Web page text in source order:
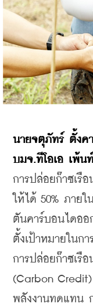
นายจตุภัทร์ ตั้งค
บมจ.ทีโอเอ เพ้น
การปล่อยก๊าซเรื
ให้ได้ 50% ภาย
ตันคาร์บอนไดออ
ตั้งเป้าหมายในก
การปล่อยก๊าซเรื
(Carbon Credit)
พลังงานทดแทน